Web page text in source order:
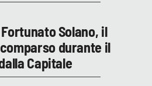
Solano, il
durante il
Capitale